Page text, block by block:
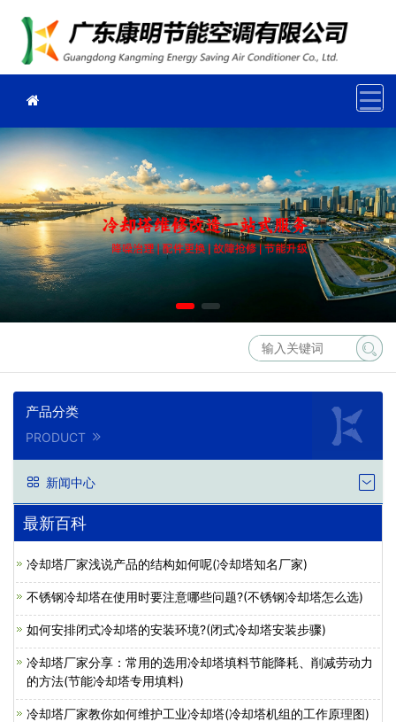
产品分类
PRODUCT
新闻中心
最新百科
冷却塔厂家浅说产品的结构如何呢(冷却塔知名厂家)
不锈钢冷却塔在使用时要注意哪些问题?(不锈钢冷却塔怎么选)
如何安排闭式冷却塔的安装环境?(闭式冷却塔安装步骤)
冷却塔厂家分享：常用的选用冷却塔填料节能降耗、削减劳动力
的方法(节能冷却塔专用填料)
冷却塔厂家教你如何维护工业冷却塔(冷却塔机组的工作原理图)